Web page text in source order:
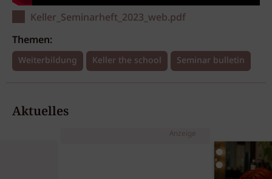
Keller_Seminarheft_2023_web.pdf
Themen:
Weiterbildung Keller the school Seminar bulletin
Aktuelles
Anzeige